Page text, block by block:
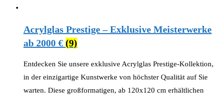
Acrylglas Prestige – Exklusive Meisterwerke
ab 2000 € (9)
Entdecken Sie unsere exklusive Acrylglas Prestige-Kollektion,
in der einzigartige Kunstwerke von höchster Qualität auf Sie
warten. Diese großformatigen, ab 120x120 cm erhältlichen